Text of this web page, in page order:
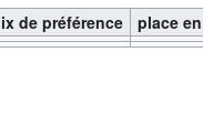
de préférence place